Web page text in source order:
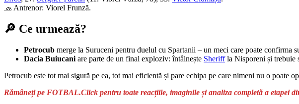
🧢 Antrenor: Viorel Frunză.
🔎 Ce urmează?
Petrocub merge la Suruceni pentru duelul cu Spartanii – un meci care poate confirma
Dacia Buiucani are parte de un final exploziv: întâlnește Sheriffla Nisporeni și trebuie
Petrocub este tot mai sigură pe ea, tot mai eficientă și pare echipa pe care nimeni nu o poate
Rămâneți pe FOTBAL.Click pentru toate reacțiile, imaginile și analiza completă a etapei